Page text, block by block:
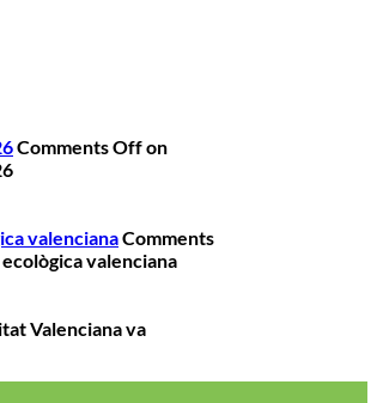
Comments Offon
valencianaComments
valenciana
Valenciana va